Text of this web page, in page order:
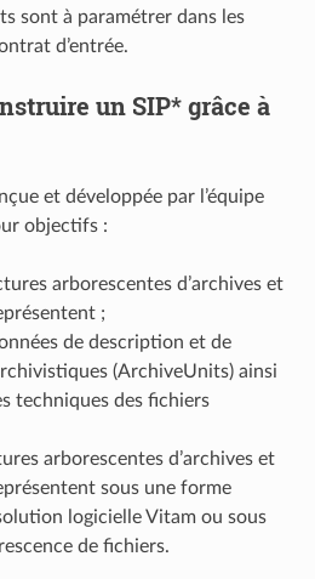
sont à paramétrer dans les
d’entrée.
un SIP* grâce à
et développée par l’équipe
objectifs :
arborescentes d’archives et
;
de description et de
(ArchiveUnits) ainsi
techniques des fichiers
arborescentes d’archives et
sous une forme
logicielle Vitam ou sous
de fichiers.